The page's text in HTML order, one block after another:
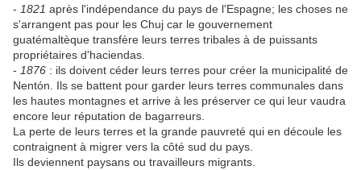
- 1821 après l'indépendance du pays de l'Espagne; les choses ne
s'arrangent pas pour les Chuj car le gouvernement
guatémaltèque transfère leurs terres tribales à de puissants
propriétaires d'haciendas.
- 1876 : ils doivent céder leurs terres pour créer la municipalité de
Nentón. Ils se battent pour garder leurs terres communales dans
les hautes montagnes et arrive à les préserver ce qui leur vaudra
encore leur réputation de bagarreurs.
La perte de leurs terres et la grande pauvreté qui en découle les
contraignent à migrer vers la côté sud du pays.
Ils deviennent paysans ou travailleurs migrants.